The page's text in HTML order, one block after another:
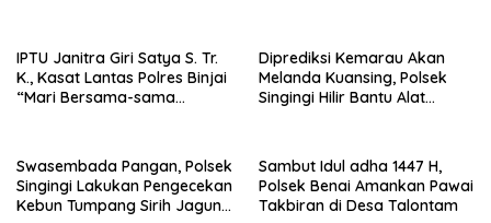
IPTU Janitra Giri Satya S. Tr.
K., Kasat Lantas Polres Binjai
“Mari Bersama-sama
Diprediksi Kemarau Akan
Melanda Kuansing, Polsek
Singingi Hilir Bantu Alat
Swasembada Pangan, Polsek
Singingi Lakukan Pengecekan
Kebun Tumpang Sirih Jagung
Sambut Idul adha 1447 H,
Polsek Benai Amankan Pawai
Takbiran di Desa Talontam